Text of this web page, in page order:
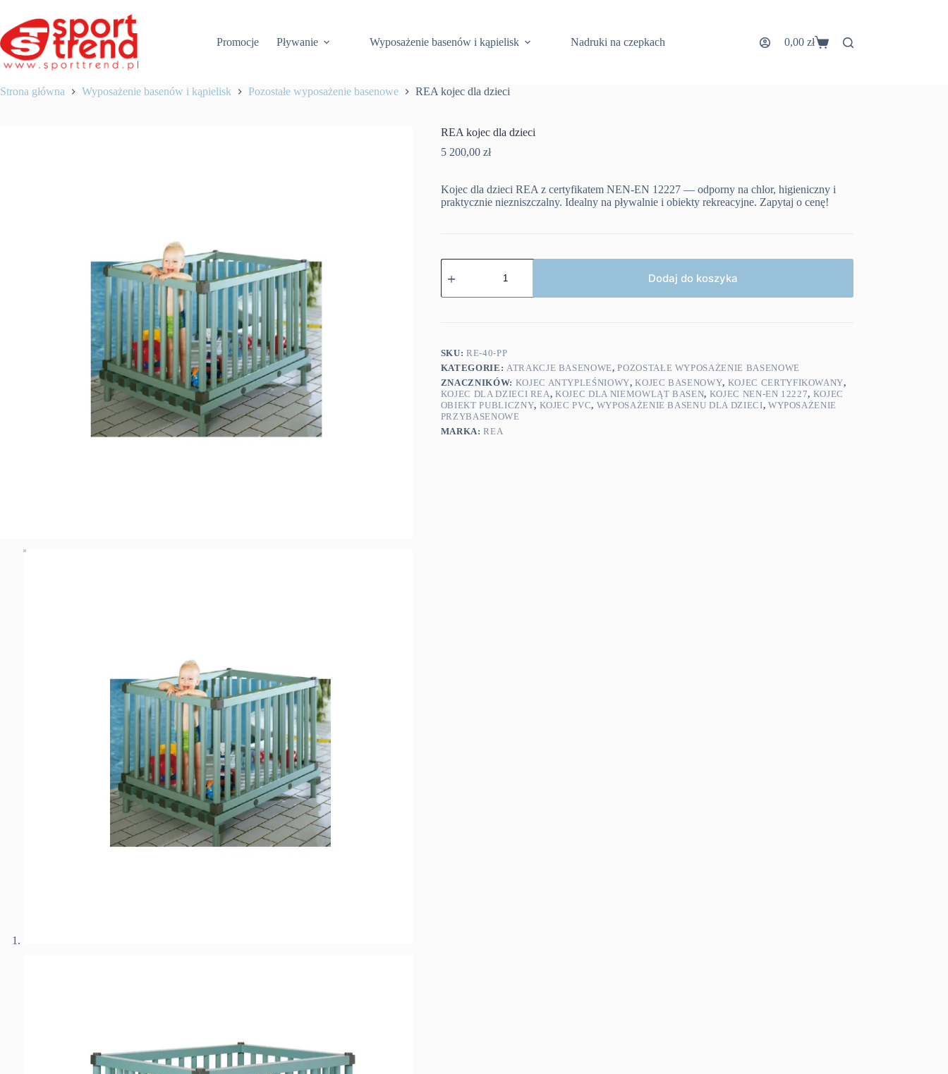
treści
Promocje
Pływanie Wyposażenie basenów i kąpielisk Nadruki na czepkach Koszyk
0,00 zł
Strona główna Wyposażenie basenów i kąpielisk Pozostałe wyposażenie basenowe REA kojec dla dzieci
REA kojec dla dzieci
5 200,00 zł
Kojec dla dzieci REA z certyfikatem NEN-EN 12227 — odporny na chlor, higieniczny i
praktycznie niezniszczalny. Idealny na pływalnie i obiekty rekreacyjne. Zapytaj o cenę!
ilość
REA
dla
Dodaj do koszyka
SKU:RE-40-PP
KATEGORIE: ATRAKCJE BASENOWE,POZOSTAŁE WYPOSAŻENIE BASENOWE
ZNACZNIKÓW: KOJEC ANTYPLEŚNIOWY,KOJEC BASENOWY, KOJEC CERTYFIKOWANY,
KOJEC DLA DZIECI REA,KOJEC DLA NIEMOWLĄT BASEN, KOJEC NEN-EN 12227, KOJEC
OBIEKT PUBLICZNY, KOJEC PVC, WYPOSAŻENIE BASENU DLA DZIECI, WYPOSAŻENIE
PRZYBASENOWE
MARKA:REA